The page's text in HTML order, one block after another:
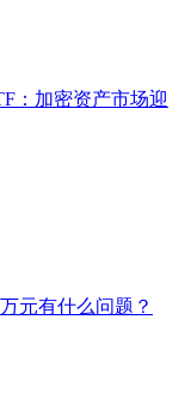
：加密资产市场迎
元有什么问题？